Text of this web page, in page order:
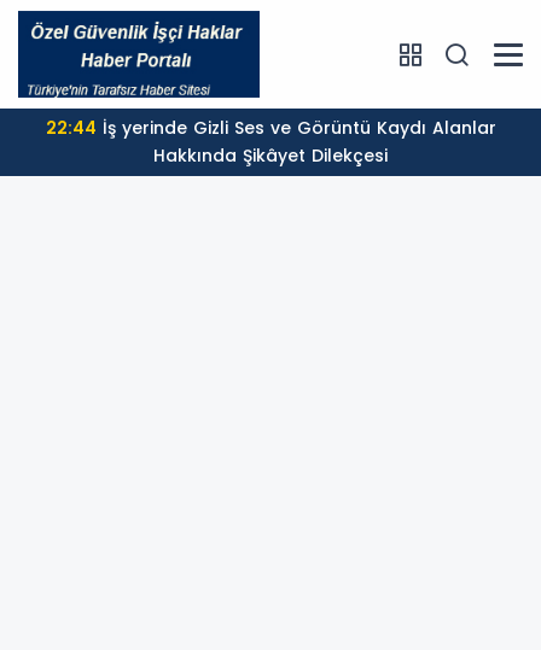
22:44
Hakkında Şikâyet Dilekçesi